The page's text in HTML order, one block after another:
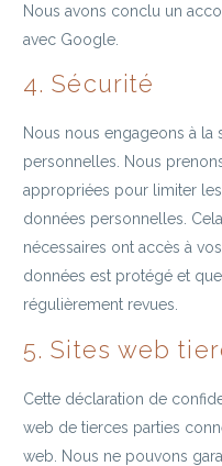
Nous avons conclu un
avec Google.
4. Sécurité
Nous nous engageons à la
personnelles. Nous
appropriées pour limiter les
données personnelles.
nécessaires ont accès à
données est protégé et
régulièrement revues.
5. Sites web
Cette déclaration de
web de tierces parties
web. Nous ne pouvons